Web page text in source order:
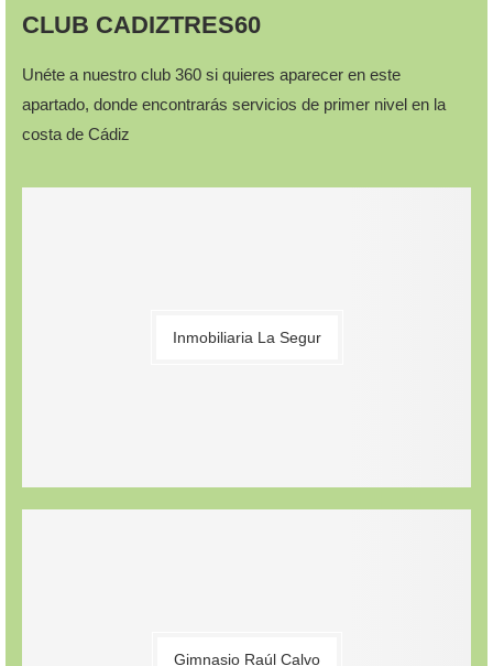
CLUB CADIZTRES60
Unéte a nuestro club 360 si quieres aparecer en este
apartado, donde encontrarás servicios de primer nivel en la
costa de Cádiz
Inmobiliaria La Segur
Gimnasio Raúl Calvo